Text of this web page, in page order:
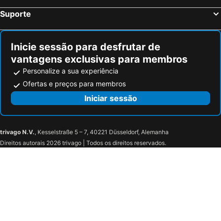
Saint-Sylvestre-Cappel, bed and breakfasts
Zonnebeke, bed and breakfasts
Saint-Folquin, bed and breakfasts
Suporte
Inicie sessão para desfrutar de
vantagens exclusivas para membros
Personalize a sua experiência
Ofertas e preços para membros
Iniciar sessão
trivago N.V., Kesselstraße 5 – 7, 40221 Düsseldorf, Alemanha
Direitos autorais 2026 trivago | Todos os direitos reservados.